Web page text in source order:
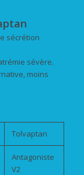
sécrétion
sévère.
moins
Tolvaptan
Antagoniste
V2